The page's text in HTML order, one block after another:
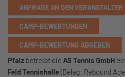
ANFRAGE AN DEN VERANSTALTER
CAMP-BEWERTUNGEN
CAMP-BEWERTUNG ABGEBEN
Pfalz betreibt die AS Tennis GmbH
Feld Tennishalle(Belag: Rebound